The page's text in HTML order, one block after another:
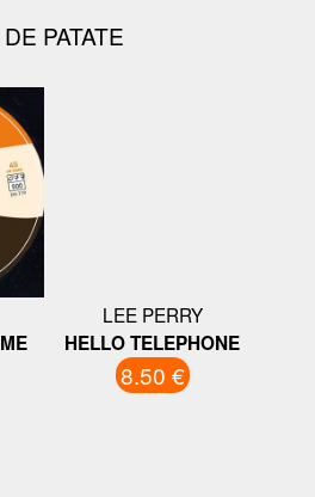
PATATE
LEE PERRY
HELLO TELEPHONE
8.50 €